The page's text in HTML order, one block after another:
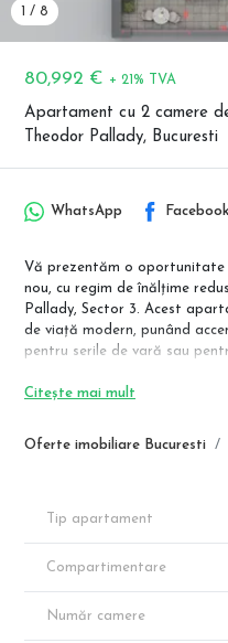
80,992 € + 21% TVA
Apartament cu 2 camere
Theodor Pallady, Bucuresti
1 / 8
Oferte imobiliare Bucuresti
WhatsApp Facebook
Vă prezentăm o oportunitate
nou, cu regim de înălțime
Pallady, Sector 3. Acest
de viață modern, punând
pentru serile de vară sau
41.08 mp, la care se adaugă
Dormitor: 12.31 mp
Balcon: 13.43 mp (cu acces
Dotări și Avantaje
Citește mai mult
Tip apartament
Compartimentare
Număr camere